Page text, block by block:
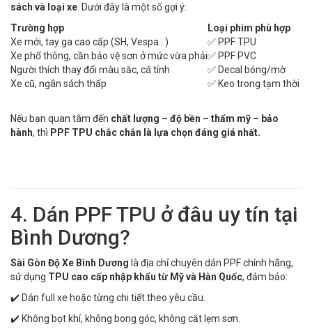
sách và loại xe . Dưới đây là một số gợi ý:
Trường hợp
Loại phim phù hợp
Xe mới, tay ga cao cấp (SH, Vespa...)
✅ PPF TPU
Xe phổ thông, cần bảo vệ sơn ở mức vừa phải✅ PPF PVC
Người thích thay đổi màu sắc, cá tính
✅ Decal bóng/mờ
Xe cũ, ngân sách thấp
✅ Keo trong tạm thời
Nếu bạn quan tâm đến chất lượng – độ bền – thẩm mỹ – bảo
hành, thì PPF TPU chắc chắn là lựa chọn đáng giá nhất.
4. Dán PPF TPU ở đâu uy tín tại
Bình Dương?
Sài Gòn Độ Xe Bình Dương là địa chỉ chuyên dán PPF chính hãng,
sử dụng TPU cao cấp nhập khẩu từ Mỹ và Hàn Quốc, đảm bảo:
✔️ Dán full xe hoặc từng chi tiết theo yêu cầu.
✔️ Không bọt khí, không bong góc, không cắt lẹm sơn.